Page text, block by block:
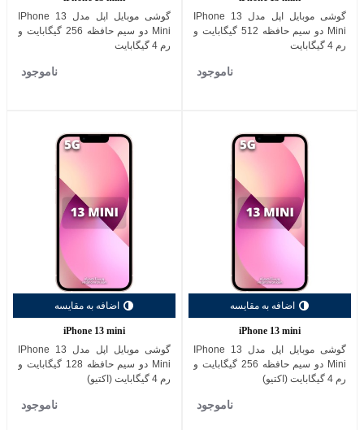
گوشی موبایل اپل مدل IPhone 13
Mini دو سیم حافظه 512 گیگابایت و
رم 4 گیگابایت
ناموجود
گوشی موبایل اپل مدل IPhone 13
Mini دو سیم حافظه 256 گیگابایت و
رم 4 گیگابایت
ناموجود
اضافه به مقایسه
iPhone 13 mini
گوشی موبایل اپل مدل IPhone 13
Mini دو سیم حافظه 256 گیگابایت و
رم 4 گیگابایت (اکتیو)
ناموجود
اضافه به مقایسه
iPhone 13 mini
گوشی موبایل اپل مدل IPhone 13
Mini دو سیم حافظه 128 گیگابایت و
رم 4 گیگابایت (اکتیو)
ناموجود